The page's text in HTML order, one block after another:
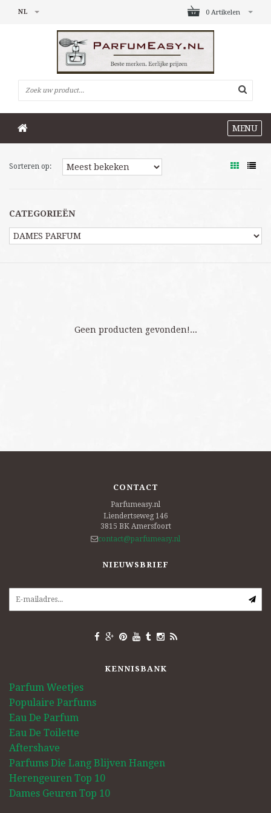
0 Artikelen
NL
MENU
Sorteren op:
CATEGORIEËN
Geen producten gevonden!...
CONTACT
Parfumeasy.nl
Liendertseweg 146
3815 BK Amersfoort
contact@parfumeasy.nl
NIEUWSBRIEF
KENNISBANK
Parfum Weetjes
Populaire Parfums
Eau De Parfum
Eau De Toilette
Aftershave
Parfums Die Lang Blijven Hangen
Herengeuren Top 10
Dames Geuren Top 10